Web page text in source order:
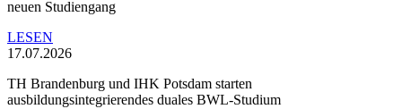
neuen Studiengang
LESEN
17.07.2026
TH Brandenburg und IHK Potsdam starten
ausbildungsintegrierendes duales BWL-Studium